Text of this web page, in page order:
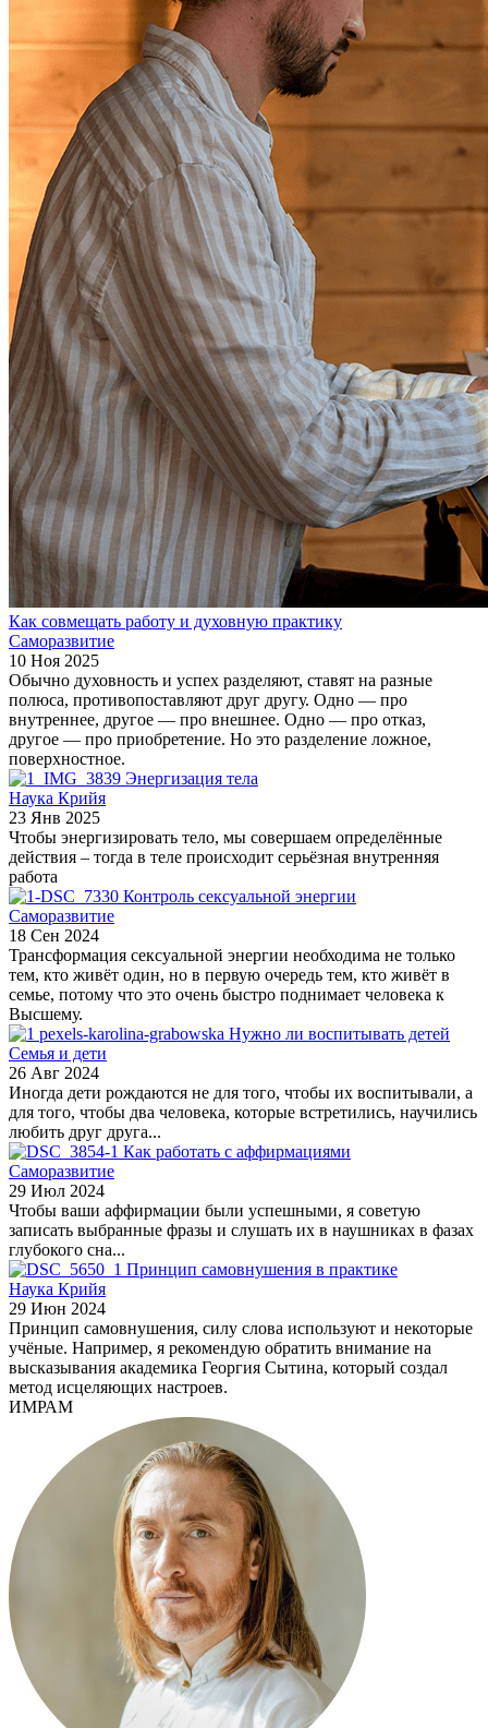
Как совмещать работу и духовную практику
Саморазвитие
10 Ноя 2025
Обычно духовность и успех разделяют, ставят на разные
полюса, противопоставляют друг другу. Одно — про
внутреннее, другое — про внешнее. Одно — про отказ,
другое — про приобретение. Но это разделение ложное,
поверхностное.
Энергизация тела
Наука Крийя
23 Янв 2025
Чтобы энергизировать тело, мы совершаем определённые
действия – тогда в теле происходит серьёзная внутренняя
работа
Контроль сексуальной энергии
Саморазвитие
18 Сен 2024
Трансформация сексуальной энергии необходима не только
тем, кто живёт один, но в первую очередь тем, кто живёт в
семье, потому что это очень быстро поднимает человека к
Высшему.
Нужно ли воспитывать детей
Семья и дети
26 Авг 2024
Иногда дети рождаются не для того, чтобы их воспитывали, а
для того, чтобы два человека, которые встретились, научились
любить друг друга...
Как работать с аффирмациями
Саморазвитие
29 Июл 2024
Чтобы ваши аффирмации были успешными, я советую
записать выбранные фразы и слушать их в наушниках в фазах
глубокого сна...
Принцип самовнушения в практике
Наука Крийя
29 Июн 2024
Принцип самовнушения, силу слова используют и некоторые
учёные. Например, я рекомендую обратить внимание на
высказывания академика Георгия Сытина, который создал
метод исцеляющих настроев.
ИМРАМ